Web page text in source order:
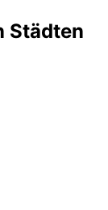
Städten